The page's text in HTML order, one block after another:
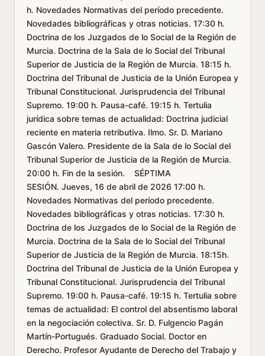
h. Novedades Normativas del período precedente.
Novedades bibliográficas y otras noticias. 17:30 h.
Doctrina de los Juzgados de lo Social de la Región de
Murcia. Doctrina de la Sala de lo Social del Tribunal
Superior de Justicia de la Región de Murcia. 18:15 h.
Doctrina del Tribunal de Justicia de la Unión Europea y
Tribunal Constitucional. Jurisprudencia del Tribunal
Supremo. 19:00 h. Pausa-café. 19:15 h. Tertulia
jurídica sobre temas de actualidad: Doctrina judicial
reciente en materia retributiva. Ilmo. Sr. D. Mariano
Gascón Valero. Presidente de la Sala de lo Social del
Tribunal Superior de Justicia de la Región de Murcia.
20:00 h. Fin de la sesión. SÉPTIMA
SESIÓN. Jueves, 16 de abril de 2026 17:00 h.
Novedades Normativas del período precedente.
Novedades bibliográficas y otras noticias. 17:30 h.
Doctrina de los Juzgados de lo Social de la Región de
Murcia. Doctrina de la Sala de lo Social del Tribunal
Superior de Justicia de la Región de Murcia. 18:15h.
Doctrina del Tribunal de Justicia de la Unión Europea y
Tribunal Constitucional. Jurisprudencia del Tribunal
Supremo. 19:00 h. Pausa-café. 19:15 h. Tertulia sobre
temas de actualidad: El control del absentismo laboral
en la negociación colectiva. Sr. D. Fulgencio Pagán
Martín-Portugués. Graduado Social. Doctor en
Derecho. Profesor Ayudante de Derecho del Trabajo y